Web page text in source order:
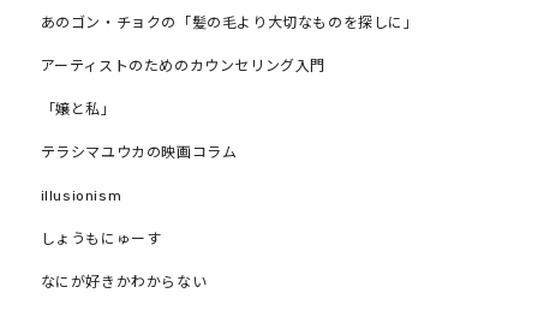
あのゴン・チョクの「髪の毛より大切なものを探しに」
アーティストのためのカウンセリング入門
「嬢と私」
テラシマユウカの映画コラム
illusionism
しょうもにゅーす
なにが好きかわからない